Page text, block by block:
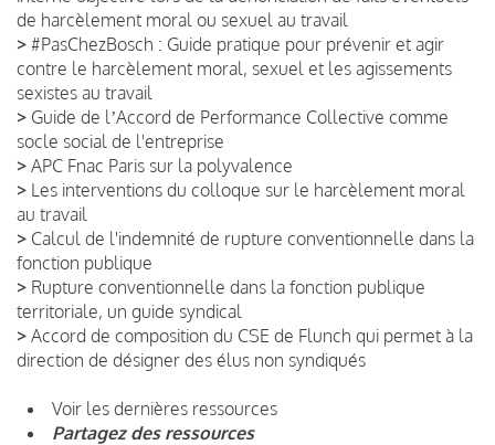
de harcèlement moral ou sexuel au travail
> #PasChezBosch : Guide pratique pour prévenir et agir
contre le harcèlement moral, sexuel et les agissements
sexistes au travail
> Guide de lʼAccord de Performance Collective comme
socle social de l'entreprise
> APC Fnac Paris sur la polyvalence
> Les interventions du colloque sur le harcèlement moral
au travail
> Calcul de l'indemnité de rupture conventionnelle dans la
fonction publique
> Rupture conventionnelle dans la fonction publique
territoriale, un guide syndical
> Accord de composition du CSE de Flunch qui permet à la
direction de désigner des élus non syndiqués
Voir les dernières ressources
Partagez des ressources